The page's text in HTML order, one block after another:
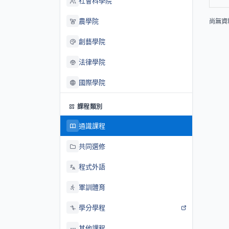
農學院
創藝學院
法律學院
國際學院
課程類別
通識課程
共同選修
程式外語
軍訓體育
學分學程
尚無資